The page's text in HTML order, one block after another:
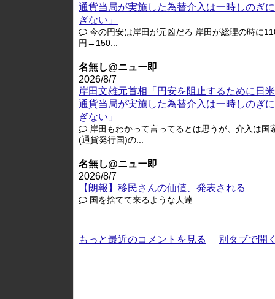
通貨当局が実施した為替介入は一時しのぎ
ぎない」
今の円安は岸田が元凶だろ 岸田が総理の時に
円→150...
名無し@ニュー即
2026/8/7
岸田文雄元首相「円安を阻止するために日
通貨当局が実施した為替介入は一時しのぎ
ぎない」
岸田もわかって言ってるとは思うが、介入は国
(通貨発行国)の...
名無し@ニュー即
2026/8/7
【朗報】移民さんの価値、発表される
国を捨てて来るような人達
もっと最近のコメントを見る 別タブで開く